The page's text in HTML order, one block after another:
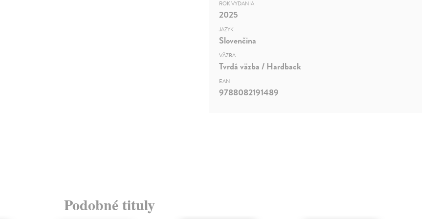
ROK VYDANIA
2025
JAZYK
Slovenčina
VÄZBA
Tvrdá väzba / Hardback
EAN
9788082191489
Podobné tituly